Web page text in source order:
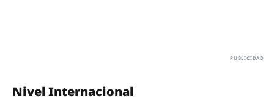
Nivel Internacional